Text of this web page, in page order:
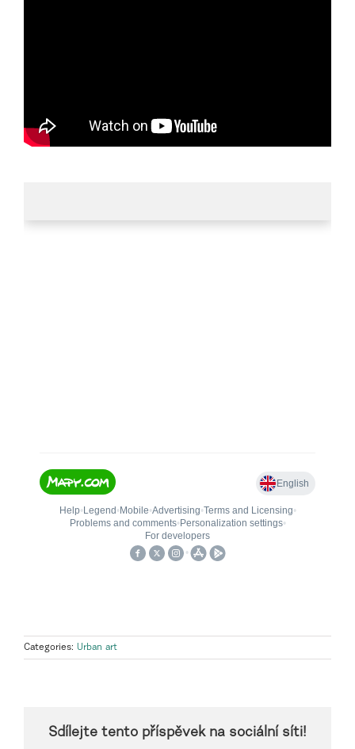
Categories: Urban art
Sdílejte tento příspěvek na sociální síti!